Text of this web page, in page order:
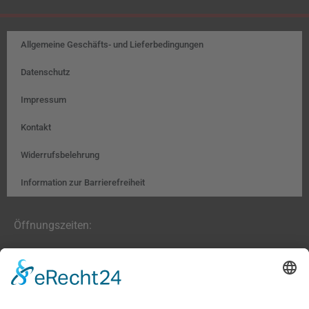
Allgemeine Geschäfts- und Lieferbedingungen
Datenschutz
Impressum
Kontakt
Widerrufsbelehrung
Information zur Barrierefreiheit
Öffnungszeiten:
Farben, Tapeten, Bodenbeläge:
Mo. – Fr. 8:00 – 18:00 Uhr